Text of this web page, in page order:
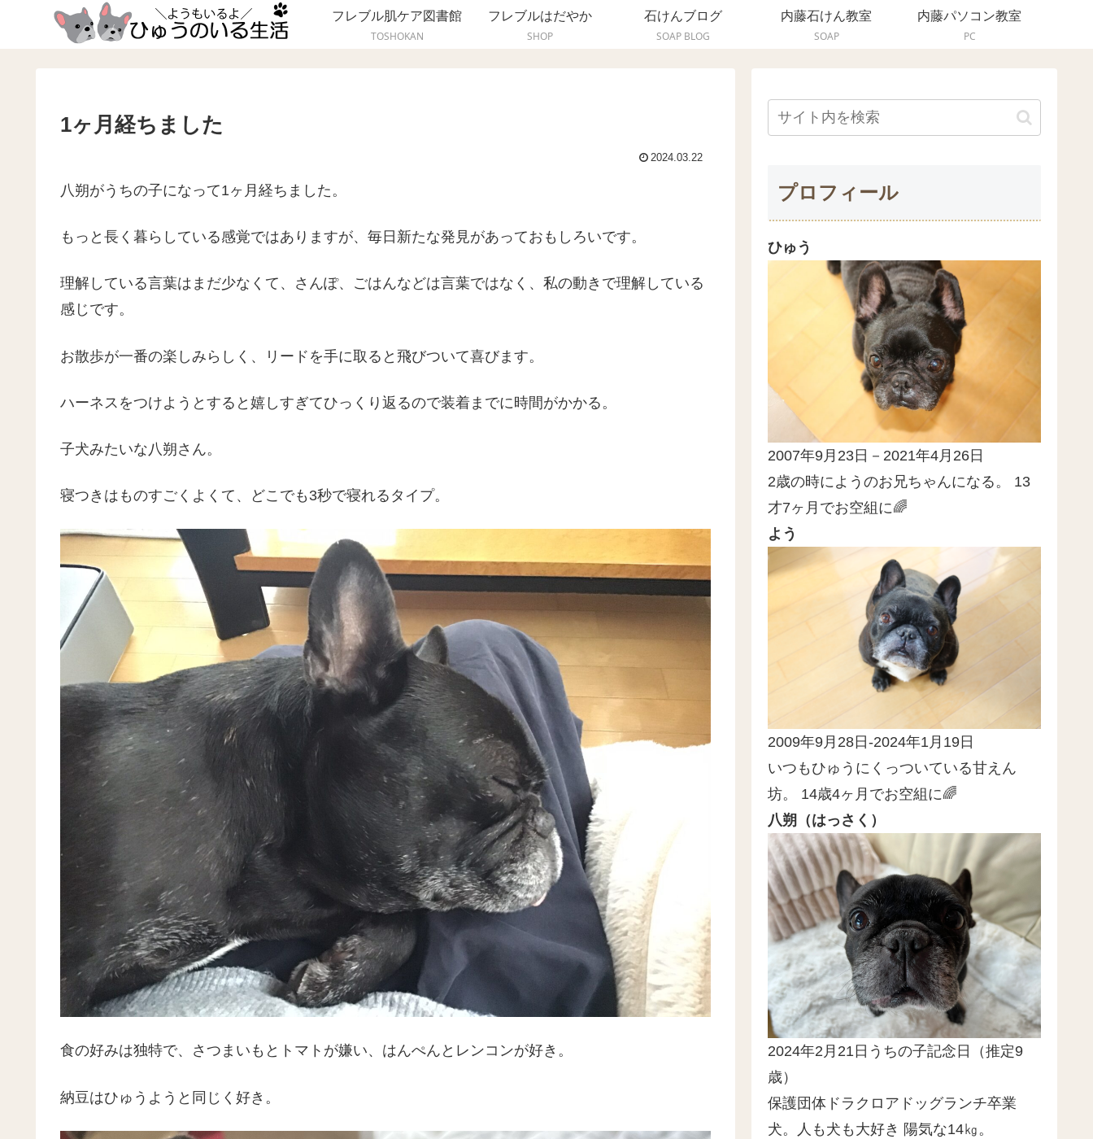
フレブル肌ケア図書館
TOSHOKAN
フレブルはだやか
SHOP
石けんブログ
SOAP BLOG
内藤石けん教室
SOAP
内藤パソコン教室
PC
1ヶ月経ちました
2024.03.22
八朔がうちの子になって1ヶ月経ちました。
もっと長く暮らしている感覚ではありますが、毎日新たな発見があっておもしろいです。
理解している言葉はまだ少なくて、さんぽ、ごはんなどは言葉ではなく、私の動きで理解している
感じです。
お散歩が一番の楽しみらしく、リードを手に取ると飛びついて喜びます。
ハーネスをつけようとすると嬉しすぎてひっくり返るので装着までに時間がかかる。
子犬みたいな八朔さん。
寝つきはものすごくよくて、どこでも3秒で寝れるタイプ。
食の好みは独特で、さつまいもとトマトが嫌い、はんぺんとレンコンが好き。
納豆はひゅうようと同じく好き。
プロフィール
ひゅう
2007年9月23日－2021年4月26日
2歳の時にようのお兄ちゃんになる。 13
才7ヶ月でお空組に🌈
よう
2009年9月28日-2024年1月19日
いつもひゅうにくっついている甘えん
坊。 14歳4ヶ月でお空組に🌈
八朔（はっさく）
2024年2月21日うちの子記念日（推定9
歳）
保護団体ドラクロアドッグランチ卒業
犬。人も犬も大好き 陽気な14㎏。